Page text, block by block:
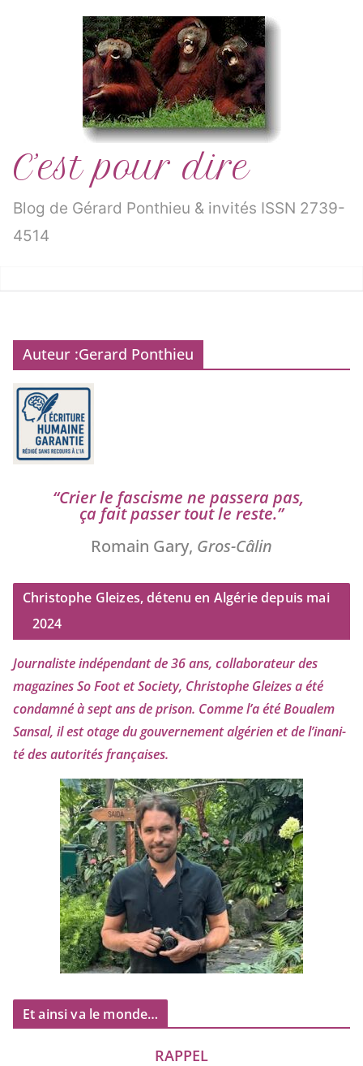
C’est pour dire
Blog de Gérard Ponthieu & invités ISSN 2739-
4514
Auteur :Gerard Ponthieu
“Crier le fas­cisme ne pas­se­ra pas,
ça fait pas­ser tout le reste.”
Romain Gary, Gros-Câlin
Christophe Gleizes, détenu en Algérie depuis mai
2024
Journaliste indé­pen­dant de36ans, col­la­bo­ra­teur des
maga­zines So Foot et Society, Christophe Gleizesa été
condam­né à sept ans de pri­son. Comme l’a été Boualem
Sansal, il est otage du gou­ver­ne­ment algé­rien et de l’i­na­ni­
té des auto­ri­tés françaises.
Et ainsi va le monde…
RAPPEL